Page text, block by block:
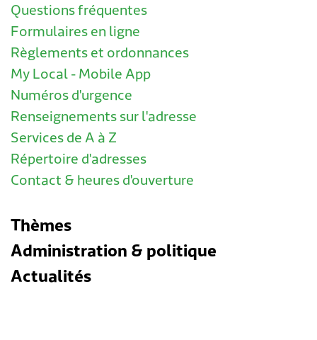
Questions fréquentes
Formulaires en ligne
Règlements et ordonnances
My Local - Mobile App
Numéros d'urgence
Renseignements sur l'adresse
Services de A à Z
Répertoire d'adresses
Contact & heures d'ouverture
Thèmes
Administration & politique
Actualités